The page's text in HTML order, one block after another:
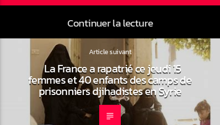
Continuer la lecture
Article suivant
La France a rapatrié ce jeudi 15
femmes et 40 enfants des camps de
prisonniers djihadistes en Syrie